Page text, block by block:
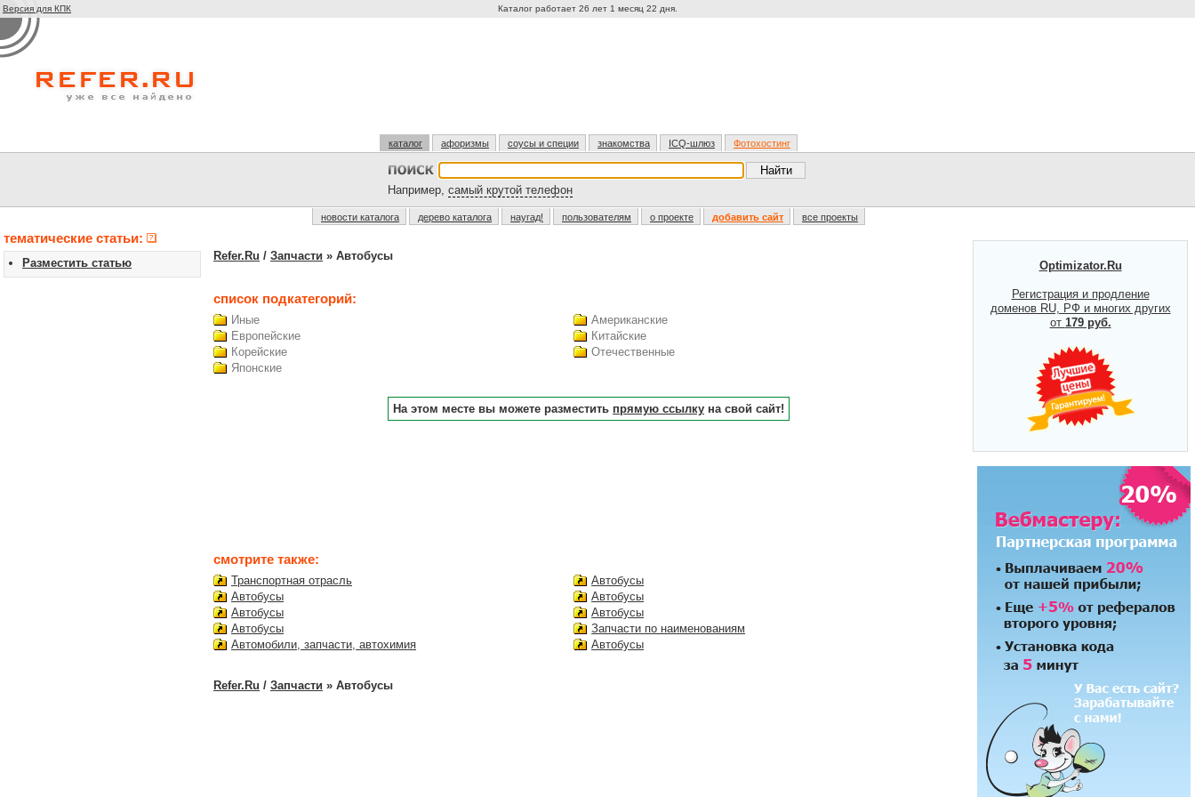
Версия для КПК Каталог работает 26 лет 1 месяц 22 дня.
каталог афоризмы соусы и специи знакомства ICQ-шлюз Фотохостинг
Например, самый крутой телефон
новости каталога дерево каталога наугад! пользователям о проекте добавить сайт все проекты
тематические статьи:
Разместить статью
Refer.Ru / Запчасти » Автобусы
список подкатегорий:
Иные
Европейские
Корейские
Японские
Американские
Китайские
Отечественные
На этом месте вы можете разместить прямую ссылку на свой сайт!
смотрите также:
Транспортная отрасль
Автобусы
Автобусы
Автобусы
Автомобили, запчасти, автохимия
Автобусы
Автобусы
Автобусы
Запчасти по наименованиям
Автобусы
Refer.Ru / Запчасти » Автобусы
Optimizator.Ru
Регистрация и продление
доменов RU, РФ и многих других
от 179 руб.